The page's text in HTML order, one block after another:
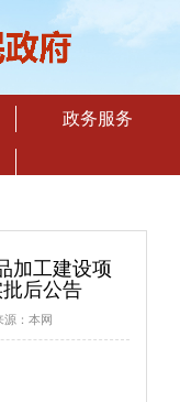
政务服务
加工建设项
后公告
：本网